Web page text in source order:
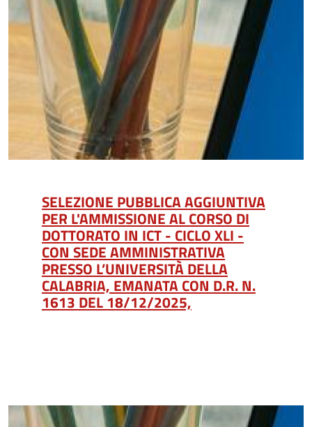
SELEZIONE PUBBLICA AGGIUNTIVA
PER L'AMMISSIONE AL CORSO DI
DOTTORATO IN ICT - CICLO XLI -
CON SEDE AMMINISTRATIVA
PRESSO L’UNIVERSITÀ DELLA
CALABRIA, EMANATA CON D.R. N.
1613 DEL 18/12/2025,